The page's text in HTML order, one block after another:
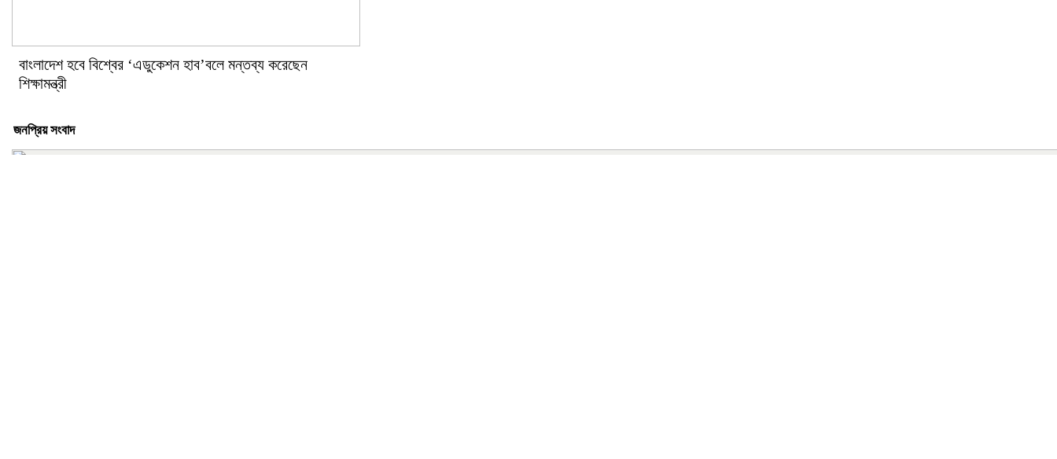
বাংলাদেশ হবে বিশ্বের ‘এডুকেশন হাব’বলে মন্তব্য করেছেন
শিক্ষামন্ত্রী
জনপ্রিয় সংবাদ